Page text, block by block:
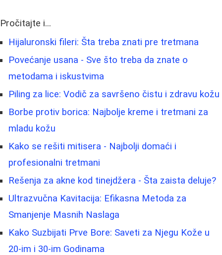
Pročitajte i...
Hijaluronski fileri: Šta treba znati pre tretmana
Povećanje usana - Sve što treba da znate o
metodama i iskustvima
Piling za lice: Vodič za savršeno čistu i zdravu kožu
Borbe protiv borica: Najbolje kreme i tretmani za
mladu kožu
Kako se rešiti mitisera - Najbolji domaći i
profesionalni tretmani
Rešenja za akne kod tinejdžera - Šta zaista deluje?
Ultrazvučna Kavitacija: Efikasna Metoda za
Smanjenje Masnih Naslaga
Kako Suzbijati Prve Bore: Saveti za Njegu Kože u
20-im i 30-im Godinama